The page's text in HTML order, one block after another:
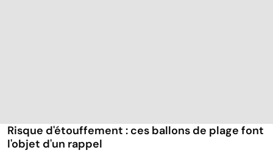
Risque d'étouffement : ces ballons de plage font
l'objet d'un rappel